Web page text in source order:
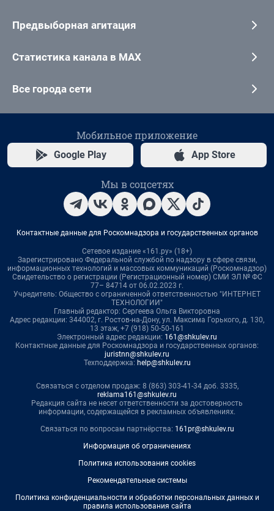
Предвыборная агитация
Статистика канала в MAX
Все города сети
Мобильное приложение
Google Play App Store
Мы в соцсетях
Контактные данные для Роскомнадзора и государственных органов
Сетевое издание «161.ру» (18+)
Зарегистрировано Федеральной службой по надзору в сфере связи,
информационных технологий и массовых коммуникаций (Роскомнадзор)
Свидетельство о регистрации (Регистрационный номер) СМИ ЭЛ № ФС
77– 84714 от 06.02.2023 г.
Учредитель: Общество с ограниченной ответственностью "ИНТЕРНЕТ
ТЕХНОЛОГИИ"
Главный редактор: Сергеева Ольга Викторовна
Адрес редакции: 344002, г. Ростов-на-Дону, ул. Максима Горького, д. 130,
13 этаж, +7 (918) 50-50-161
Электронный адрес редакции: 161@shkulev.ru
Контактные данные для Роскомнадзора и государственных органов:
juristnn@shkulev.ru
Техподдержка: help@shkulev.ru
Связаться с отделом продаж: 8 (863) 303-41-34 доб. 3335,
reklama161@shkulev.ru
Редакция сайта не несет ответственности за достоверность
информации, содержащейся в рекламных объявлениях.
Связаться по вопросам партнёрства: 161pr@shkulev.ru
Информация об ограничениях
Политика использования cookies
Рекомендательные системы
Политика конфиденциальности и обработки персональных данных и
правила использования сайта